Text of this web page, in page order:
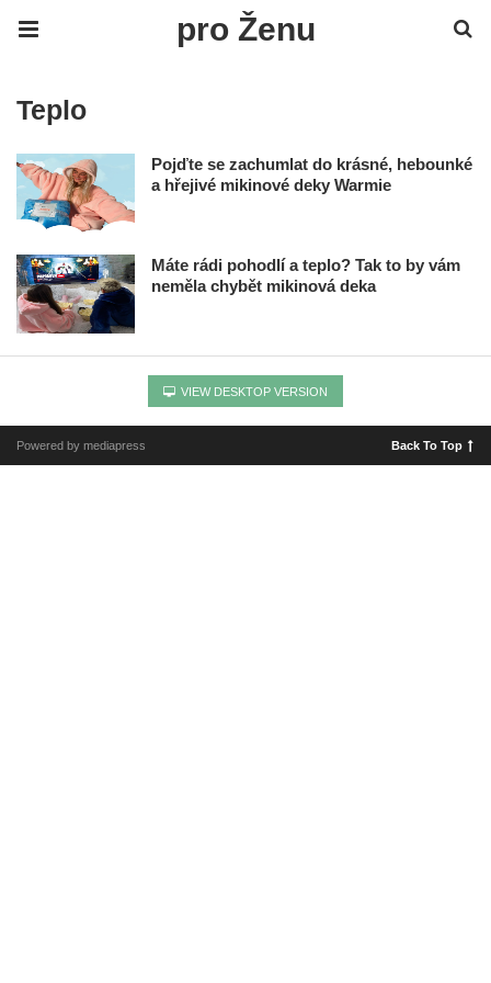
pro Ženu
Teplo
Pojďte se zachumlat do krásné, hebounké
a hřejivé mikinové deky Warmie
Máte rádi pohodlí a teplo? Tak to by vám
neměla chybět mikinová deka
VIEW DESKTOP VERSION
Powered by mediapress Back To Top